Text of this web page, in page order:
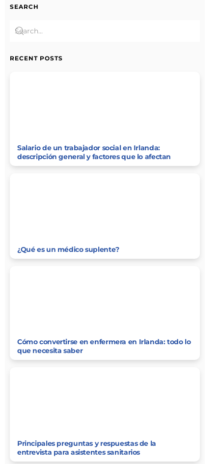
SEARCH
RECENT POSTS
Salario de un trabajador social en Irlanda:
descripción general y factores que lo afectan
¿Qué es un médico suplente?
Cómo convertirse en enfermera en Irlanda: todo lo
que necesita saber
Principales preguntas y respuestas de la
entrevista para asistentes sanitarios